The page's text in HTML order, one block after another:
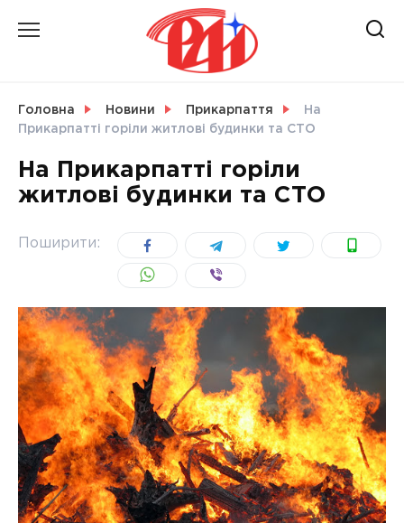
УКРАЇНА
Головна Новини Прикарпаття
На
Прикарпатті горіли житлові будинки та СТО
На Прикарпатті горіли
житлові будинки та СТО
Поширити: